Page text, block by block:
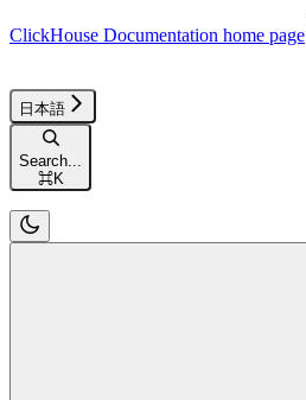
ClickHouse Documentation home page
日本語
Search...
⌘K